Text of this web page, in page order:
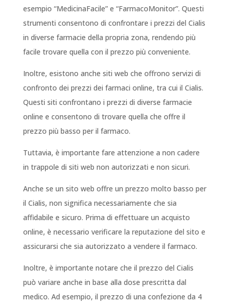
esempio “MedicinaFacile” e “FarmacoMonitor”. Questi
strumenti consentono di confrontare i prezzi del Cialis
in diverse farmacie della propria zona, rendendo più
facile trovare quella con il prezzo più conveniente.
Inoltre, esistono anche siti web che offrono servizi di
confronto dei prezzi dei farmaci online, tra cui il Cialis.
Questi siti confrontano i prezzi di diverse farmacie
online e consentono di trovare quella che offre il
prezzo più basso per il farmaco.
Tuttavia, è importante fare attenzione a non cadere
in trappole di siti web non autorizzati e non sicuri.
Anche se un sito web offre un prezzo molto basso per
il Cialis, non significa necessariamente che sia
affidabile e sicuro. Prima di effettuare un acquisto
online, è necessario verificare la reputazione del sito e
assicurarsi che sia autorizzato a vendere il farmaco.
Inoltre, è importante notare che il prezzo del Cialis
può variare anche in base alla dose prescritta dal
medico. Ad esempio, il prezzo di una confezione da 4